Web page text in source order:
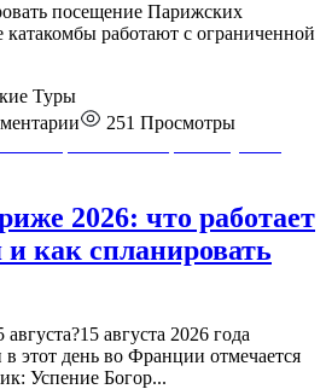
посещение Парижских
работают с ограниченной
Туры
251 Просмотры
2026: что работает
как спланировать
августа 2026 года
в этот день во Франции отмечается
Успение Богор...